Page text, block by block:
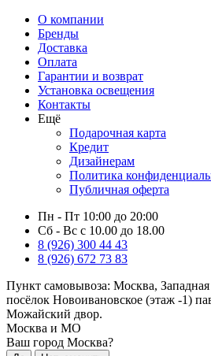
О компании
Бренды
Доставка
Оплата
Гарантии и возврат
Установка освещения
Контакты
Ещё
Подарочная карта
Кредит
Дизайнерам
Политика
Публичная оферта
Пн - Пт 10:00 до 20:00
Сб - Вс с 10.00 до 18.00
8 (926) 300 44 43
8 (926) 672 73 83
Пункт самовывоза: Москва,
посёлок Новоивановское (этаж -1)
Можайский двор.
Москва и МО
Ваш город Москва?